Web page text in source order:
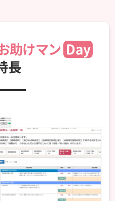
助けマン Day
長